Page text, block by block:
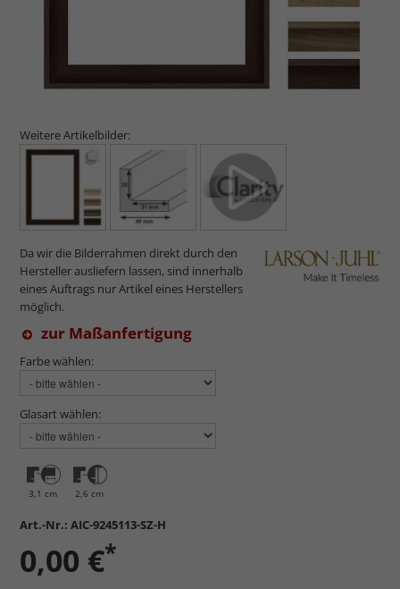
Weitere Artikelbilder:
Da wir die Bilderrahmen direkt durch den
Hersteller ausliefern lassen, sind innerhalb
eines Auftrags nur Artikel eines Herstellers
möglich.
zur Maßanfertigung
Farbe wählen:
Glasart wählen:
3,1 cm 2,6 cm
Art.-Nr.: AIC-9245113-SZ-H
0,00 €*